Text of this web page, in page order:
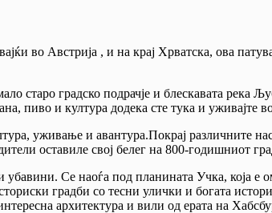
во Австрија , и на крај Хрватска, ова
старо градско подрачје и блескавата
пиво и култура додека сте тука и уживајте
уживање и авантура.Покрај различните
оставиле свој белег на 800-годишниот
Се наоѓа под планината Учка, која е
градби со тесни улички и богата
архитектура и вили од ерата на